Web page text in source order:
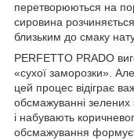
перетворюються на
сировина
близьким до смаку
PERFETTO PRADO
«сухої заморозки».
цей процес відіграє
обсмажуванні зелених
і набувають
обсмажування